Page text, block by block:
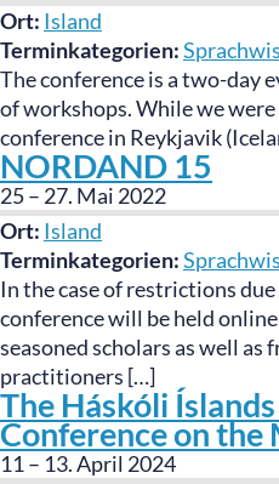
Ort: Island
Terminkategorien:
The conference is a two-day
of workshops. While we
conference in Reykjavik
NORDAND 15
25– 27. Mai 2022
Ort: Island
Terminkategorien:
In the case of restrictions
conference will be held
seasoned scholars as well as
practitioners […]
The Háskóli
Conference on
11 – 13. April 2024